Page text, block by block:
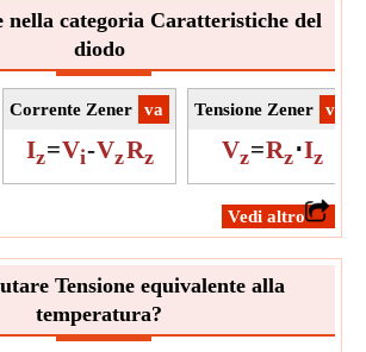
categoria Caratteristiche del
diodo
​va
Corrente Zener
Iz=Vi-VzRz
​va
Tensione Zener
Vz=Rz⋅Iz
​Vedi altro
Tensione equivalente alla
temperatura?